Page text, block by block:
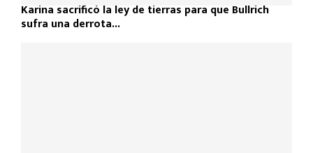
Karina sacrificó la ley de tierras para que Bullrich
sufra una derrota...